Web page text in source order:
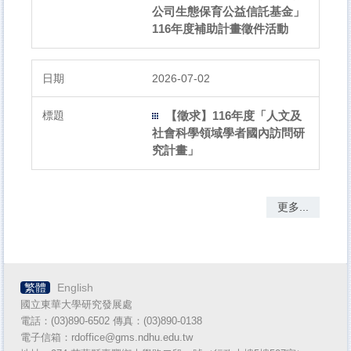
公司生態保育公益信託基金」
116年度補助計畫徵件活動
2026-07-02
【徵求】116年度「人文及
社會科學領域學者國內訪問研
究計畫」
更多...
繁體 English
國立東華大學研究發展處
電話：(03)890-6502 傳真：(03)890-0138
電子信箱：rdoffice@gms.ndhu.edu.tw